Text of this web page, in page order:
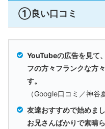
①良い口コミ
YouTubeの広告を見て
フの方々フランクな方
す。
（Google口コミ／神谷
友達おすすめで始めま
お兄さんばかりで素晴